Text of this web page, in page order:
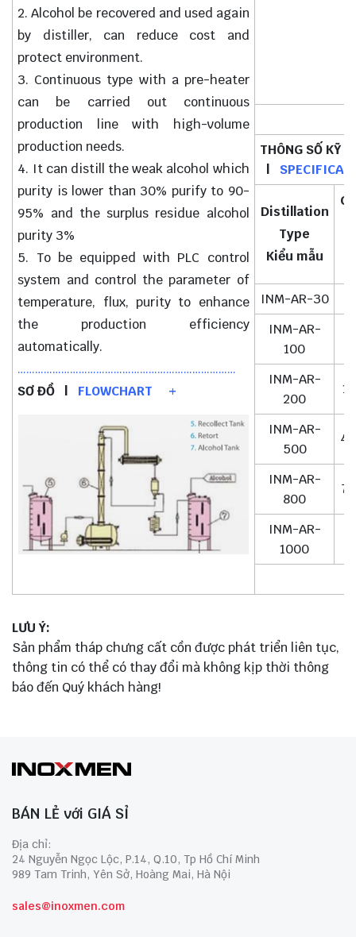
2. Alcohol be recovered and used again
by distiller, can reduce cost and
protect environment.
3. Continuous type with a pre-heater
can be carried out continuous
production line with high-volume
production needs.
4. It can distill the weak alcohol which
purity is lower than 30% purify to 90-
95% and the surplus residue alcohol
purity 3%
5. To be equipped with PLC control
system and control the parameter of
temperature, flux, purity to enhance
the production efficiency
automatically.
…………………………………………………………………
SƠ ĐỒ | FLOWCHART +
THÔNG SỐ KỸ
Distillation
Type
Kiểu mẫu
INM-AR-30
INM-AR-
100
INM-AR-
200
INM-AR-
500
INM-AR-
800
INM-AR-
1000
LƯU Ý:
Sản phẩm tháp chưng cất cồn được phát triển liên tục,
thông tin có thể có thay đổi mà không kịp thời thông
báo đến Quý khách hàng!
BÁN LẺ với GIÁ SỈ
Địa chỉ:
24 Nguyễn Ngọc Lộc, P.14, Q.10, Tp Hồ Chí Minh
989 Tam Trinh, Yên Sở, Hoàng Mai, Hà Nội
sales@inoxmen.com